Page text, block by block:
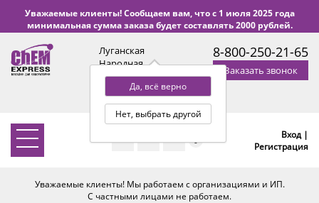
Уважаемые клиенты! Сообщаем вам, что с 1 июля 2025 года
минимальная сумма заказа будет составлять 2000 рублей.
Луганская
Народная
Республика
Да, всё верно
Нет, выбрать другой
с 9:00 до 18:00 по Уфе
(+2 МСК)
8-800-250-21-65
Заказать звонок
0
Вход |
Регистрация
Уважаемые клиенты! Мы работаем с организациями и ИП.
С частными лицами не работаем.